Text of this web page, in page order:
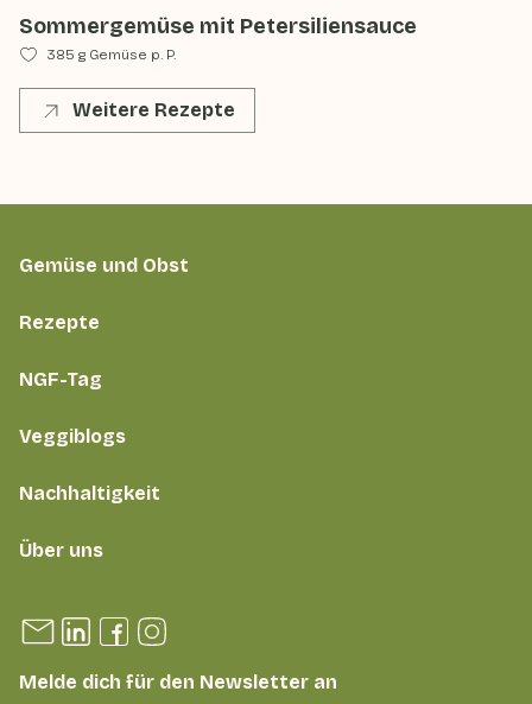
Sommergemüse mit Petersiliensauce
385 g Gemüse p. P.
Weitere Rezepte
Gemüse und Obst
Rezepte
NGF-Tag
Veggiblogs
Nachhaltigkeit
Über uns
Melde dich für den Newsletter an